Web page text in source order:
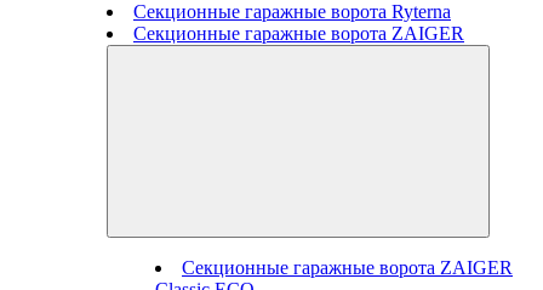
Секционные гаражные ворота Ryterna
Секционные гаражные ворота ZAIGER
Секционные гаражные ворота ZAIGER